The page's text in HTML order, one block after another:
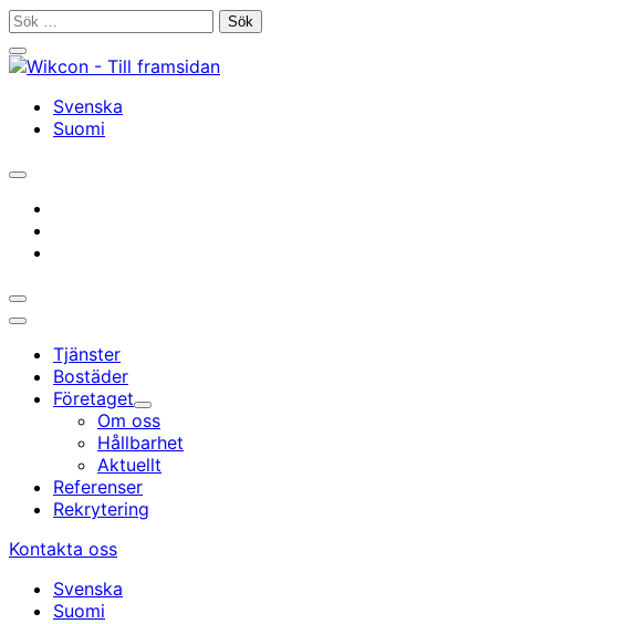
Gå
innehållet
Sök
Stäng
sökfältet
Svenska
Suomi
Öppna/stäng
Öppna/stäng
sökfältet
Huvudmeny
Tjänster
Bostäder
Företaget
Undermeny
Om oss
Hållbarhet
Aktuellt
Referenser
Rekrytering
Kontakta oss
Svenska
Suomi